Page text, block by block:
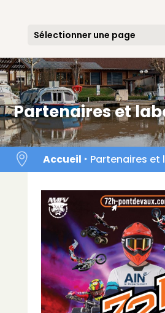
contentSélectionner une page
Partenaires et
 Accueil ‣ Partenaires et